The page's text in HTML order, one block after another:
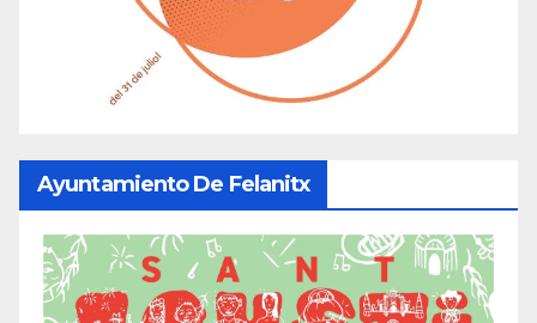
Ayuntamiento De Felanitx